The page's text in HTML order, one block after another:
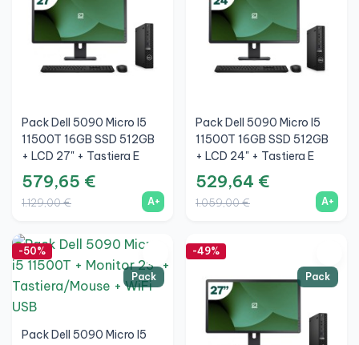
Pack Dell 5090 Micro I5
11500T 16GB SSD 512GB
+ LCD 27" + Tastiera E
Mouse Wireless + WiFi
579,65 €
1.129,00 € A+
Pack Dell 5090 Micro I5
11500T 16GB SSD 512GB
+ LCD 24" + Tastiera E
Mouse Wireless + WiFi
529,64 €
1.059,00 € A+
Pack
-50%
Pack Dell 5090 Micro I5
Pack
-49%